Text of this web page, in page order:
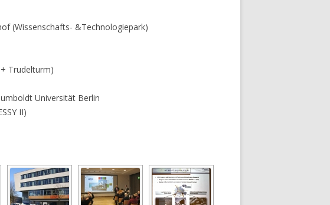
(Wissenschafts- &Technologiepark)
Trudelturm)
Universität Berlin
II)